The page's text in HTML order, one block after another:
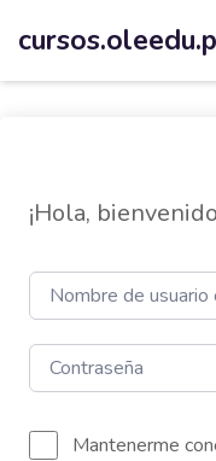
¡Hola,
Mantenerme